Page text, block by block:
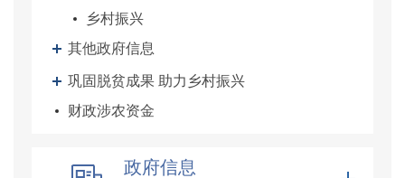
乡村振兴
其他政府信息
巩固脱贫成果 助力乡村振兴
财政涉农资金
政府信息